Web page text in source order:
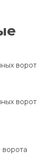
ворот
ворот